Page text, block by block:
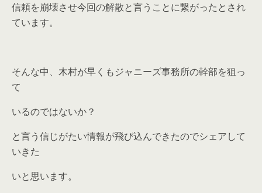
信頼を崩壊させ今回の解散と言うことに繋がったとされ
ています。
そんな中、木村が早くもジャニーズ事務所の幹部を狙っ
て
いるのではないか？
と言う信じがたい情報が飛び込んできたのでシェアして
いきた
いと思います。